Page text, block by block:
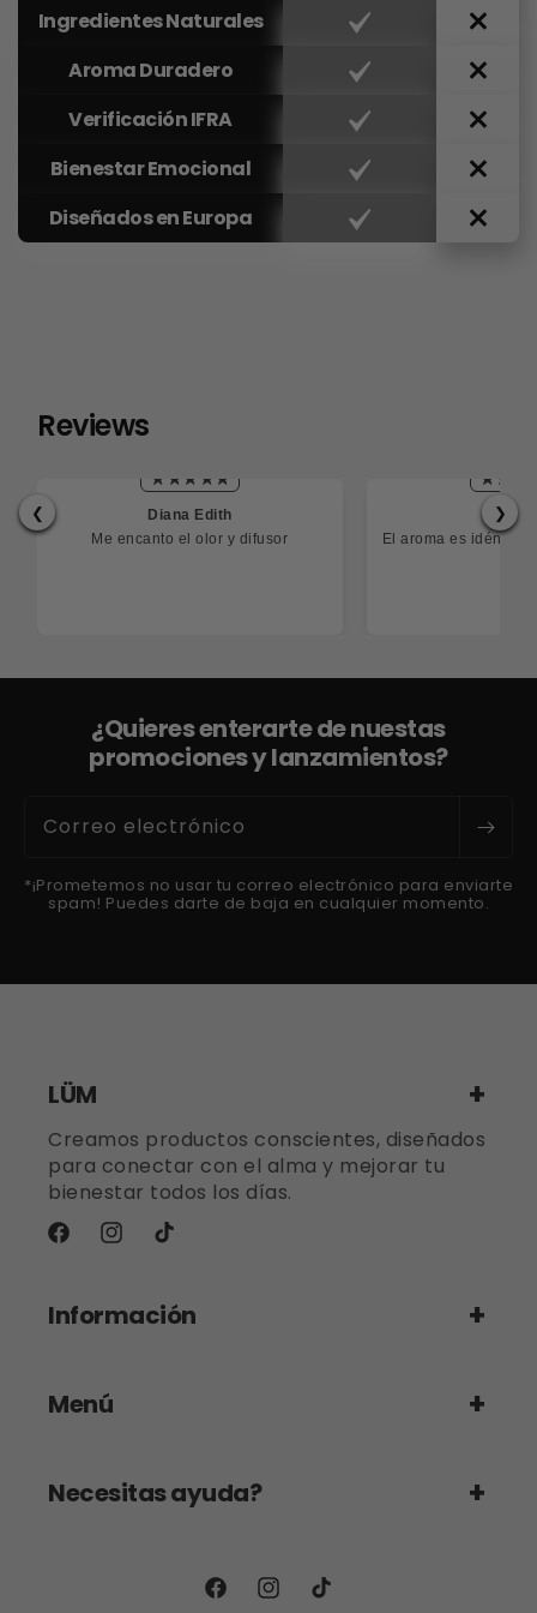
Ingredientes Naturales
Aroma Duradero
Verificación IFRA
Bienestar Emocional
Diseñados en Europa
Reviews
❮ ❯
Diana Edith
Me encanto el olor y difusor
El aroma es
¿Quieres enterarte de nuestas
promociones y lanzamientos?
Correo electrónico
*¡Prometemos no usar tu correo electrónico para enviarte
spam! Puedes darte de baja en cualquier momento.
LÜM
Creamos productos conscientes, diseñados
para conectar con el alma y mejorar tu
bienestar todos los días.
FacebookInstagramTikTok
Información
Menú
Necesitas ayuda?
FacebookInstagramTikTok